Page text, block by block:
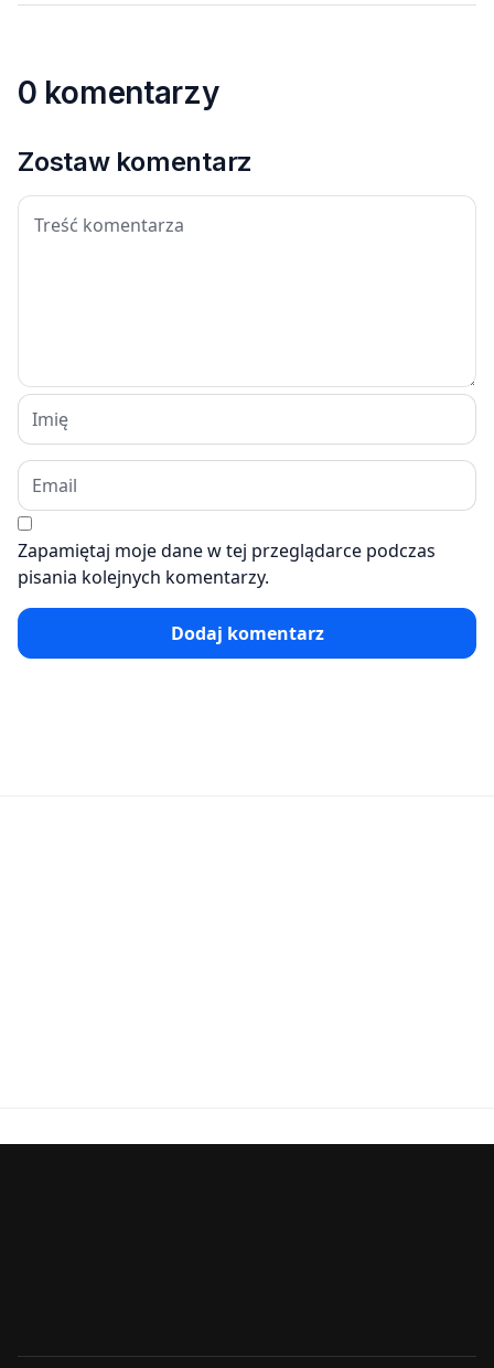
0 komentarzy
Zostaw komentarz
Zapamiętaj moje dane w tej przeglądarce podczas
pisania kolejnych komentarzy.
Dodaj komentarz